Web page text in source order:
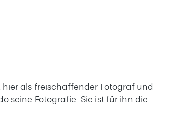
als freischaffender Fotograf und
seine Fotografie. Sie ist für ihn die